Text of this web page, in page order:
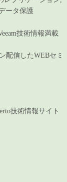
ータ保護
技術情報満載
配信したWEBセミ
技術情報サイト